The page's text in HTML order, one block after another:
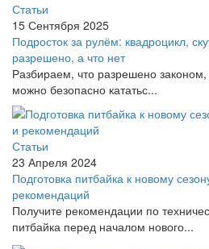
Статьи
15 Сентября 2025
Подросток за рулём: квадроцикл,
разрешено, а что нет
Разбираем, что разрешено
можно безопасно кататьс...
Статьи
23 Апреля 2024
Подготовка питбайка к новому
рекомендаций
Получите рекомендации по
питбайка перед началом нового...